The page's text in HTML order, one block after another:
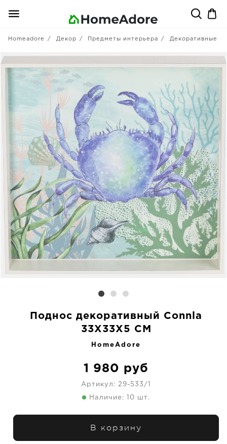
Homeadore Декор Предметы интерьера Декоративные
Поднос декоративный Connla
33X33X5 CM
HomeAdore
1 980 руб
Артикул: 29-533/1
Наличие: 10 шт.
В корзину